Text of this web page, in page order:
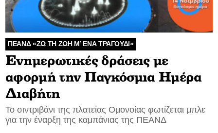
ΠΕΑΝΔ «ΖΩ ΤΗ ΖΩΗ Μ’ ΕΝΑ ΤΡΑΓΟΥΔΙ»
Ενημερωτικές δράσεις με
αφορμή την Παγκόσμια Ημέρα
Διαβήτη
Το σιντριβάνι της πλατείας Ομονοίας φωτίζεται μπλε
για την έναρξη της καμπάνιας της ΠΕΑΝΔ